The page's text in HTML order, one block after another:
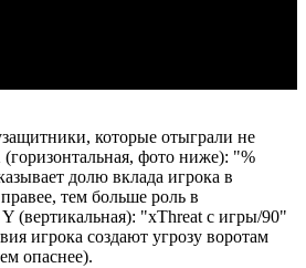
которые отыграли не
фото ниже): "%
долю вклада игрока в
тем больше роль в
(вертикальная): "xThreat с игры/90"
игрока создают угрозу воротам
опаснее).